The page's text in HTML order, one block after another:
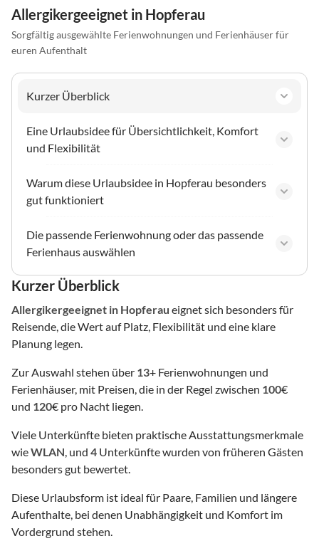
Allergikergeeignet in Hopferau
Sorgfältig ausgewählte Ferienwohnungen und Ferienhäuser für
euren Aufenthalt
Kurzer Überblick
Eine Urlaubsidee für Übersichtlichkeit, Komfort
und Flexibilität
Warum diese Urlaubsidee in Hopferau besonders
gut funktioniert
Die passende Ferienwohnung oder das passende
Ferienhaus auswählen
Kurzer Überblick
Allergikergeeignet in Hopferau eignet sich besonders für
Reisende, die Wert auf Platz, Flexibilität und eine klare
Planung legen.
Zur Auswahl stehen über 13+ Ferienwohnungen und
Ferienhäuser, mit Preisen, die in der Regel zwischen 100€
und 120€ pro Nacht liegen.
Viele Unterkünfte bieten praktische Ausstattungsmerkmale
wieWLAN, und 4 Unterkünfte wurden von früheren Gästen
besonders gut bewertet.
Diese Urlaubsform ist ideal für Paare, Familien und längere
Aufenthalte, bei denen Unabhängigkeit und Komfort im
Vordergrund stehen.